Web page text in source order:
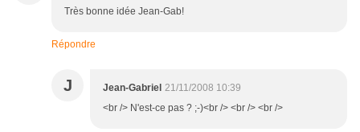
Très bonne idée Jean-Gab!
Répondre
J Jean-Gabriel 21/11/2008 10:39
<br /> N'est-ce pas ? ;-)<br /> <br /> <br />